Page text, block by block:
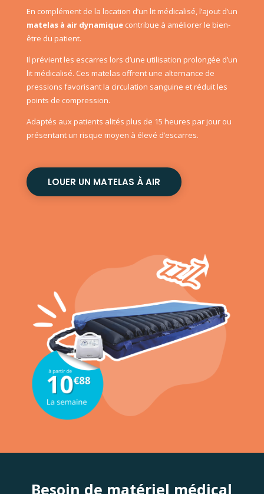
En complément de la location d’un lit médicalisé, l’ajout d’un
matelas à air dynamiquecontribue à améliorer le bien-
être du patient.
Il prévient les escarres lors d’une utilisation prolongée d’un
lit médicalisé. Ces matelas offrent une alternance de
pressions favorisant la circulation sanguine et réduit les
points de compression.
Adaptés aux patients alités plus de 15 heures par jour ou
présentant un risque moyen à élevé d’escarres.
LOUER UN MATELAS À AIR
Besoin de matériel médical